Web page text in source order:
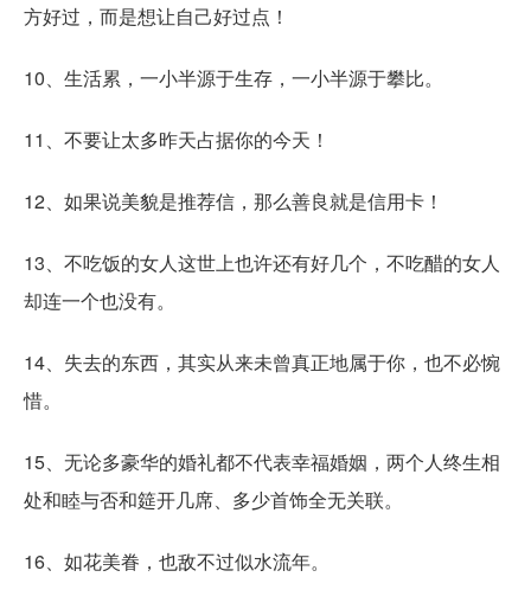
方好过，而是想让自己好过点！
10、生活累，一小半源于生存，一小半源于攀比。
11、不要让太多昨天占据你的今天！
12、如果说美貌是推荐信，那么善良就是信用卡！
13、不吃饭的女人这世上也许还有好几个，不吃醋的女人
却连一个也没有。
14、失去的东西，其实从来未曾真正地属于你，也不必惋
惜。
15、无论多豪华的婚礼都不代表幸福婚姻，两个人终生相
处和睦与否和筵开几席、多少首饰全无关联。
16、如花美眷，也敌不过似水流年。